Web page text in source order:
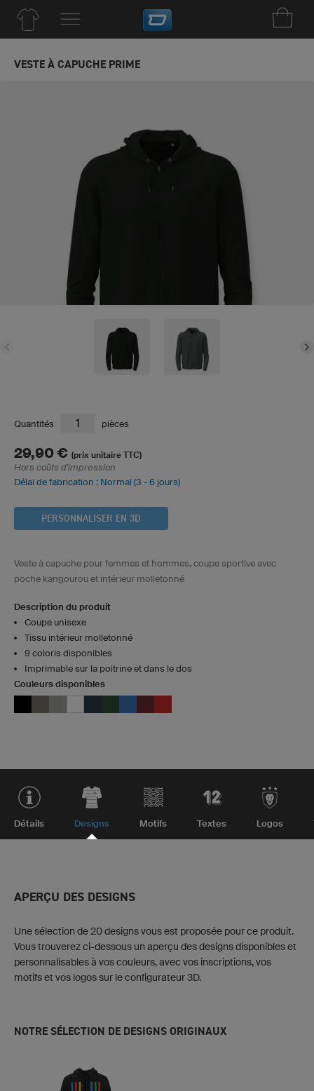
VESTE À CAPUCHE PRIME
Quantités pièces
29,90 € (prix unitaire TTC)
Hors coûts d'impression
Délai de fabrication : Normal (3 - 6 jours)
PERSONNALISER EN 3D
Veste à capuche pour femmes et hommes, coupe sportive avec
poche kangourou et intérieur molletonné
Description du produit
Coupe unisexe
Tissu intérieur molletonné
9 coloris disponibles
Imprimable sur la poitrine et dans le dos
Couleurs disponibles
Détails Designs Motifs Textes Logos
APERÇU DES DESIGNS
Une sélection de 20 designs vous est proposée pour ce produit.
Vous trouverez ci-dessous un aperçu des designs disponibles et
personnalisables à vos couleurs, avec vos inscriptions, vos
motifs et vos logos sur le configurateur 3D.
NOTRE SÉLECTION DE DESIGNS ORIGINAUX